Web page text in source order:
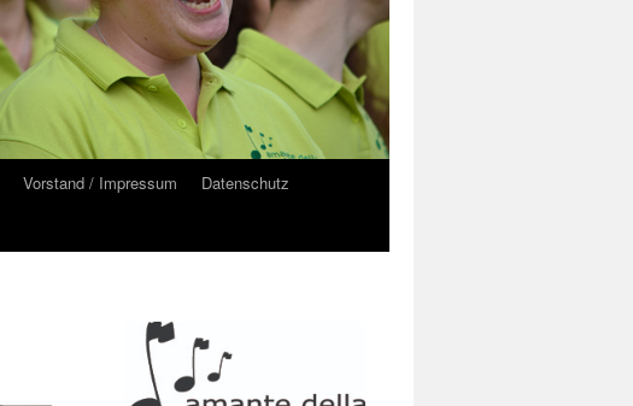
Vorstand / Impressum
Datenschutz